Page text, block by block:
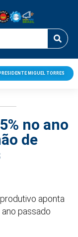
MIGUEL TORRES
no ano
de
aponta
passado